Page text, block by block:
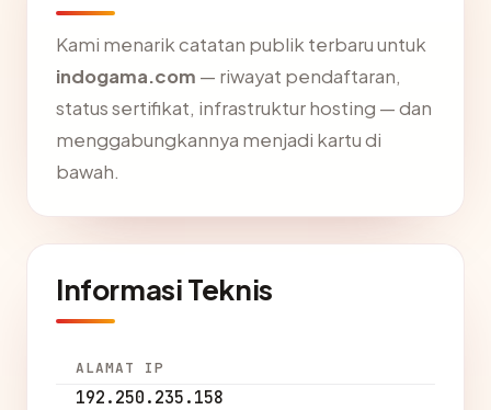
Kami menarik catatan publik terbaru untuk
indogama.com — riwayat pendaftaran,
status sertifikat, infrastruktur hosting — dan
menggabungkannya menjadi kartu di
bawah.
Informasi Teknis
ALAMAT IP
192.250.235.158